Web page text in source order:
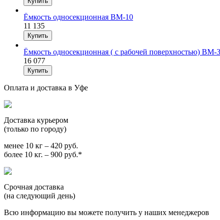
Ёмкость односекционная ВМ-10
11 135
Ёмкость односекционная ( с рабочей поверхностью) ВМ-
16 077
Оплата и доставка в Уфе
Доставка курьером
(только по городу)
менее 10 кг – 420 руб.
более 10 кг. – 900 руб.*
Срочная доставка
(на следующий день)
Всю информацию вы можете получить у наших менеджеров